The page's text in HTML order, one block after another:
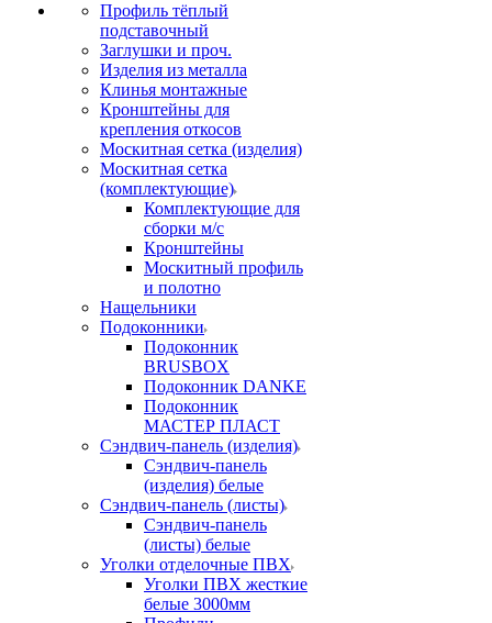
Профиль тёплый
подставочный
Заглушки и проч.
Изделия из металла
Клинья монтажные
Кронштейны для
крепления откосов
Москитная сетка (изделия)
Москитная сетка
(комплектующие)
Комплектующие для
сборки м/с
Кронштейны
Москитный профиль
и полотно
Нащельники
Подоконники
Подоконник
BRUSBOX
Подоконник DANKE
Подоконник
МАСТЕР ПЛАСТ
Сэндвич-панель (изделия)
Сэндвич-панель
(изделия) белые
Сэндвич-панель (листы)
Сэндвич-панель
(листы) белые
Уголки отделочные ПВХ
Уголки ПВХ жесткие
белые 3000мм